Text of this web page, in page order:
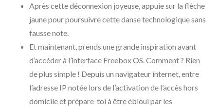
Après cette déconnexion joyeuse, appuie sur la flèche
jaune pour poursuivre cette danse technologique sans
fausse note.
Et maintenant, prends une grande inspiration avant
d’accéder à l’interface Freebox OS. Comment ? Rien
de plus simple ! Depuis un navigateur internet, entre
l’adresse IP notée lors de l’activation de l’accès hors
domicile et prépare-toi à être ébloui par les